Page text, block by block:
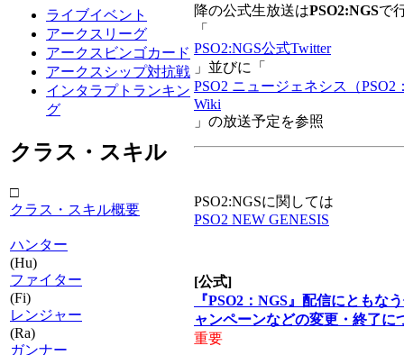
ライブイベント
アークスリーグ
アークスビンゴカード
アークスシップ対抗戦
インタラプトランキン
グ
クラス・スキル
□
クラス・スキル概要
ハンター
(Hu)
ファイター
(Fi)
レンジャー
(Ra)
ガンナー
降の公式生放送はPSO2:NGSで
「
PSO2:NGS公式Twitter
」並びに「
PSO2 ニュージェネシス（PSO2
Wiki
」の放送予定を参照
PSO2:NGSに関しては
PSO2 NEW GENESIS
[公式]
『PSO2：NGS』配信にともな
ャンペーンなどの変更・終了に
重要